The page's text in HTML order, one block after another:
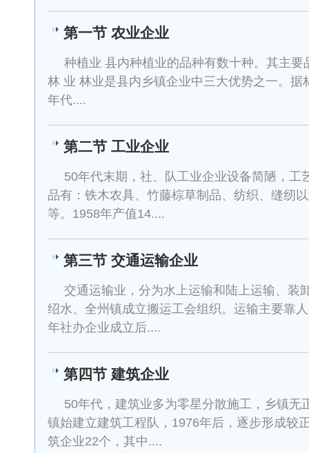
第一节 农业企业
种植业 县内种植业的品种有数十种。其主
林 业 林业是县内乡镇企业中三大优势之一。
年代....
第二节 工业企业
50年代末期，社、队工业企业设备简陋，工
品有：铁木农具、竹藤棕草制品、纺织、缝纫
等。1958年产值14....
第三节 交通运输企业
交通运输业，分为水上运输和陆上运输、装
绍水、全州镇成立搬运工会组织。运输主要靠
年社办企业成立后....
第四节 建筑企业
50年代，建筑业多为零星分散施工，乡镇无
镇始建立建筑工程队，1976年后，逐步形成较
筑企业22个，其中....